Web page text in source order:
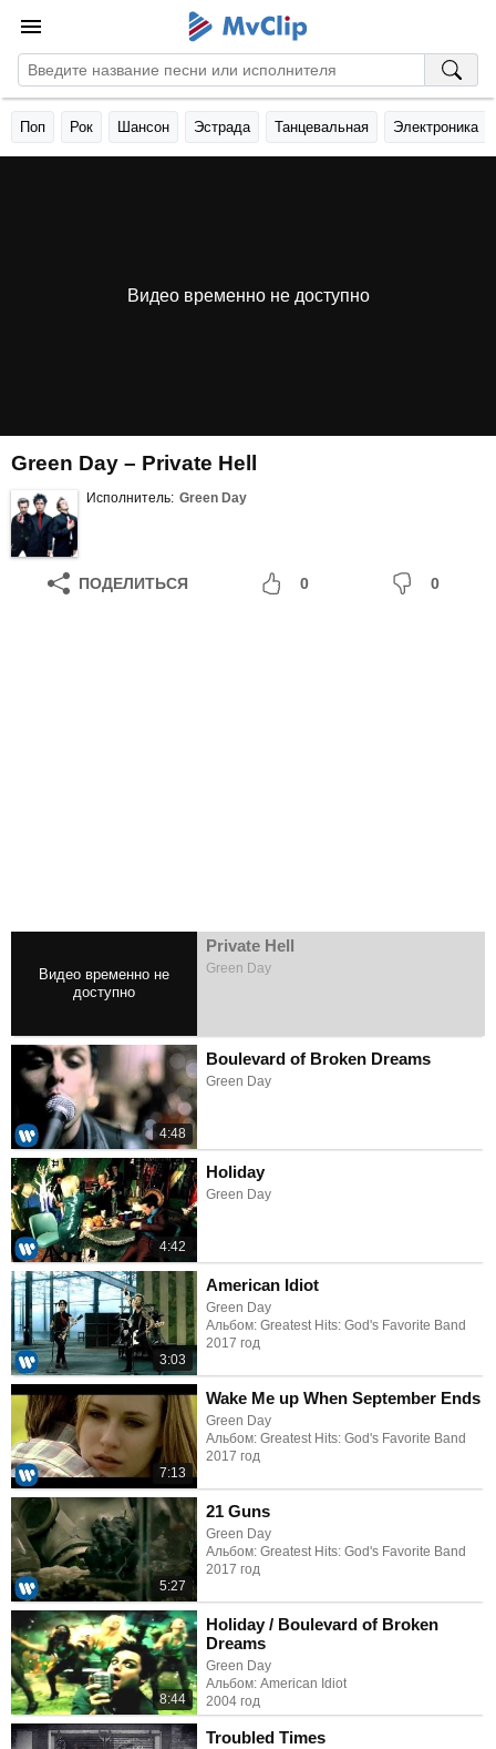
Поп Рок Шансон Эстрада Танцевальная Электроника
Видео временно не доступно
Green Day – Private Hell
Исполнитель: Green Day
ПОДЕЛИТЬСЯ 0 0
Private Hell
Green Day
4:48
Boulevard of Broken Dreams
Green Day
4:42
Holiday
Green Day
3:03
American Idiot
Green Day
Альбом: Greatest Hits: God's Favorite Band
2017 год
7:13
Wake Me up When September Ends
Green Day
Альбом: Greatest Hits: God's Favorite Band
2017 год
5:27
21 Guns
Green Day
Альбом: Greatest Hits: God's Favorite Band
2017 год
8:44
Holiday / Boulevard of Broken
Dreams
Green Day
Альбом: American Idiot
2004 год
Troubled Times